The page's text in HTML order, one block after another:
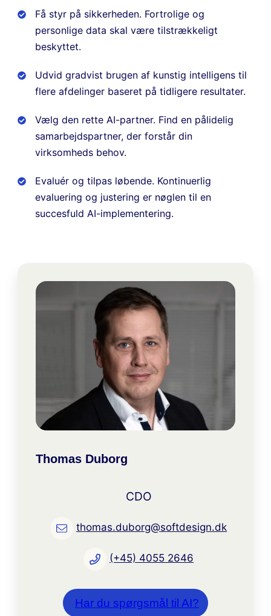
Få styr på sikkerheden. Fortrolige og
personlige data skal være tilstrækkeligt
beskyttet.
Udvid gradvist brugen af kunstig intelligens til
flere afdelinger baseret på tidligere resultater.
Vælg den rette AI-partner. Find en pålidelig
samarbejdspartner, der forstår din
virksomheds behov.
Evaluér og tilpas løbende. Kontinuerlig
evaluering og justering er nøglen til en
succesfuld AI-implementering.
Thomas Duborg
CDO
thomas.duborg@softdesign.dk
(+45) 4055 2646
Har du spørgsmål til AI?